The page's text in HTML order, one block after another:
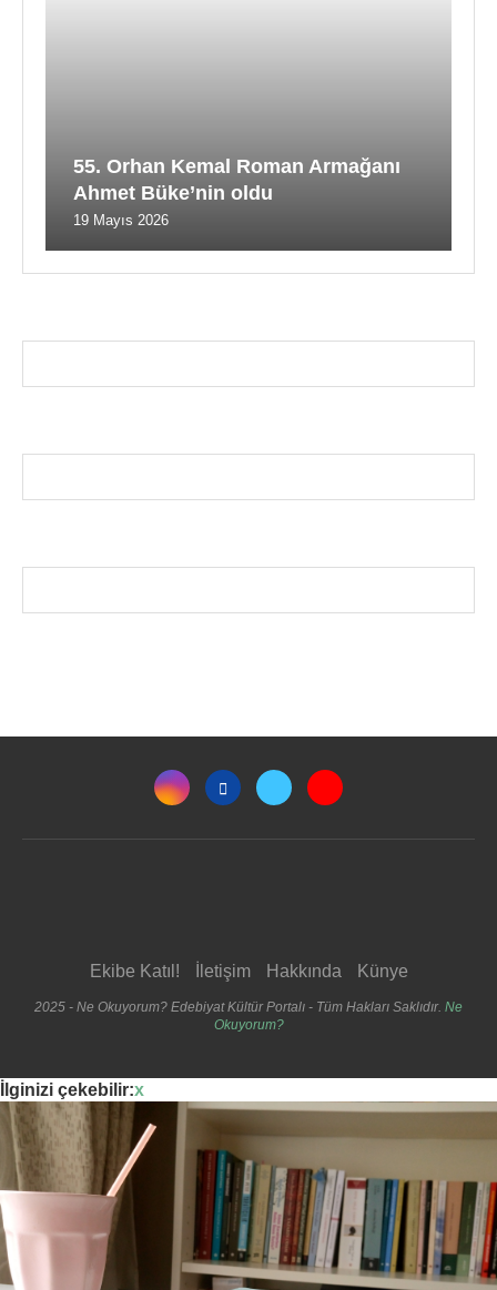
55. Orhan Kemal Roman Armağanı
Ahmet Büke’nin oldu
19 Mayıs 2026
Ekibe Katıl! İletişim Hakkında Künye
2025 - Ne Okuyorum? Edebiyat Kültür Portalı - Tüm Hakları Saklıdır. Ne
Okuyorum?
İlginizi çekebilir:x